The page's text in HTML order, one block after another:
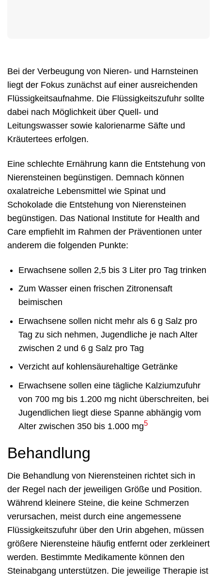
Bei der Verbeugung von Nieren- und Harnsteinen
liegt der Fokus zunächst auf einer ausreichenden
Flüssigkeitsaufnahme. Die Flüssigkeitszufuhr sollte
dabei nach Möglichkeit über Quell- und
Leitungswasser sowie kalorienarme Säfte und
Kräutertees erfolgen.
Eine schlechte Ernährung kann die Entstehung von
Nierensteinen begünstigen. Demnach können
oxalatreiche Lebensmittel wie Spinat und
Schokolade die Entstehung von Nierensteinen
begünstigen. Das National Institute for Health and
Care empfiehlt im Rahmen der Präventionen unter
anderem die folgenden Punkte:
Erwachsene sollen 2,5 bis 3 Liter pro Tag trinken
Zum Wasser einen frischen Zitronensaft
beimischen
Erwachsene sollen nicht mehr als 6 g Salz pro
Tag zu sich nehmen, Jugendliche je nach Alter
zwischen 2 und 6 g Salz pro Tag
Verzicht auf kohlensäurehaltige Getränke
Erwachsene sollen eine tägliche Kalziumzufuhr
von 700 mg bis 1.200 mg nicht überschreiten, bei
Jugendlichen liegt diese Spanne abhängig vom
Alter zwischen 350 bis 1.000 mg5
Behandlung
Die Behandlung von Nierensteinen richtet sich in
der Regel nach der jeweiligen Größe und Position.
Während kleinere Steine, die keine Schmerzen
verursachen, meist durch eine angemessene
Flüssigkeitszufuhr über den Urin abgehen, müssen
größere Nierensteine häufig entfernt oder zerkleinert
werden. Bestimmte Medikamente können den
Steinabgang unterstützen. Die jeweilige Therapie ist